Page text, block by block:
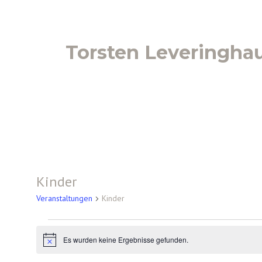
Torsten
Kinder
Veranstaltungen Kinder
H
Es wurden keine Ergebnisse gefunden.